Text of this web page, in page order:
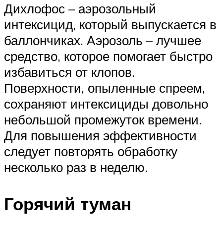
Дихлофос – аэрозольный
интексицид, который выпускается в
баллончиках. Аэрозоль – лучшее
средство, которое помогает быстро
избавиться от клопов.
Поверхности, опыленные спреем,
сохраняют интексициды довольно
небольшой промежуток времени.
Для повышения эффективности
следует повторять обработку
несколько раз в неделю.
Горячий туман